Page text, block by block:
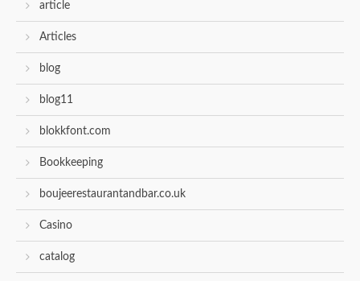
article
Articles
blog
blog11
blokkfont.com
Bookkeeping
boujeerestaurantandbar.co.uk
Casino
catalog